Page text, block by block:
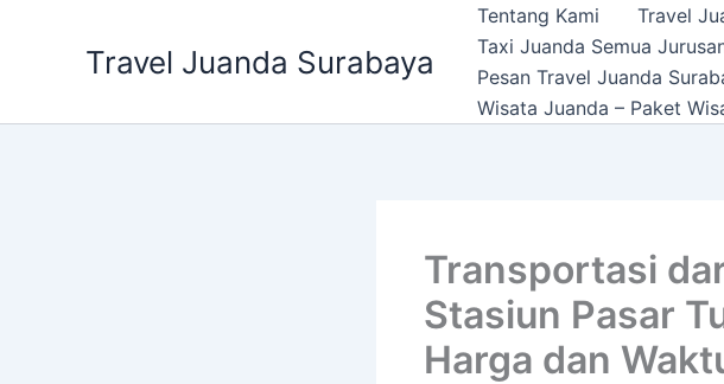
Travel Juanda Surabaya
Tentang Kami Travel
Taxi Juanda Semua
Pesan Travel Juanda
Wisata Juanda – Paket
Transportasi
Stasiun Pasar
Harga dan